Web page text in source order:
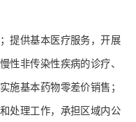
提供基本医疗服务，开展
性非传染性疾病的诊疗、
施基本药物零差价销售；
处理工作，承担区域内公